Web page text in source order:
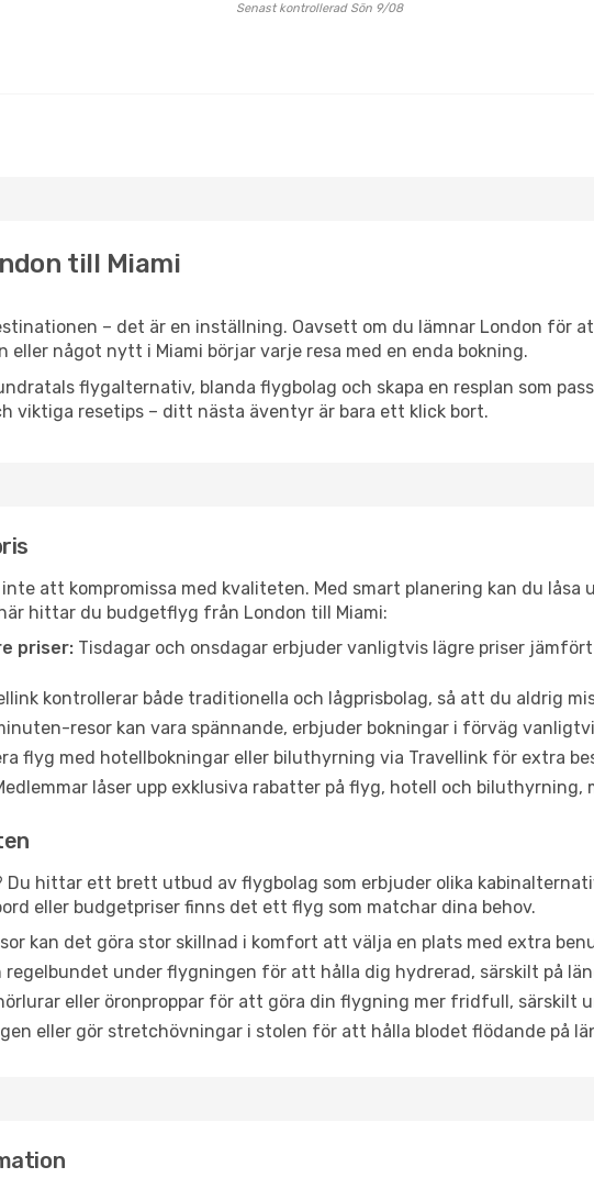
Senast kontrollerad Sön 9/08
till Miami
– det är en inställning. Oavsett om du lämnar London för
eller något nytt i Miami börjar varje resa med en enda bokning.
flygalternativ, blanda flygbolag och skapa en resplan som
viktiga resetips – ditt nästa äventyr är bara ett klick bort.
att kompromissa med kvaliteten. Med smart planering kan du låsa
hittar du budgetflyg från London till Miami:
priser: Tisdagar och onsdagar erbjuder vanligtvis lägre priser
kontrollerar både traditionella och lågprisbolag, så att du aldrig
resor kan vara spännande, erbjuder bokningar i förväg
flyg med hotellbokningar eller biluthyrning via Travellink för extra
låser upp exklusiva rabatter på flyg, hotell och
Du hittar ett brett utbud av flygbolag som erbjuder olika
eller budgetpriser finns det ett flyg som matchar dina behov.
kan det göra stor skillnad i komfort att välja en plats med extra
regelbundet under flygningen för att hålla dig hydrerad, särskilt på
eller öronproppar för att göra din flygning mer fridfull, särskilt
eller gör stretchövningar i stolen för att hålla blodet flödande på